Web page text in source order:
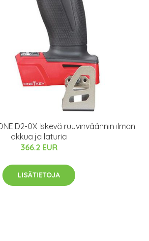
0X Iskevä ruuvinväännin ilman
akkua ja laturia
366.2 EUR
LISÄTIETOJA